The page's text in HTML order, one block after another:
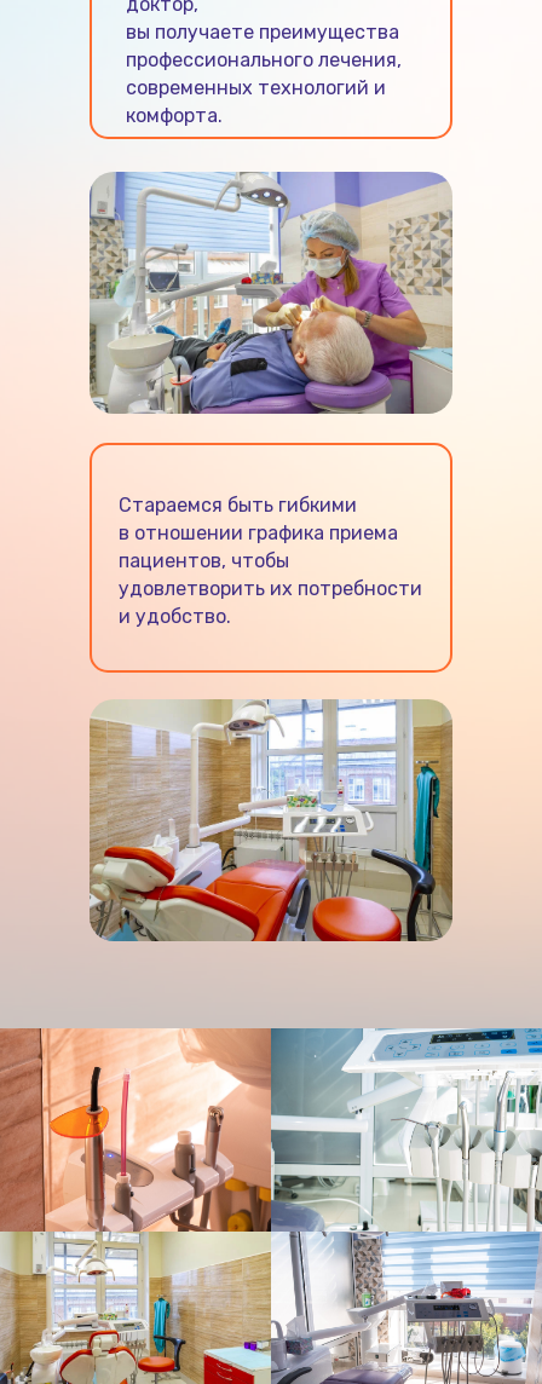
вы получаете преимущества
профессионального лечения,
современных технологий и
комфорта.
Стараемся быть гибкими
в отношении графика приема
пациентов, чтобы
удовлетворить их потребности
и удобство.